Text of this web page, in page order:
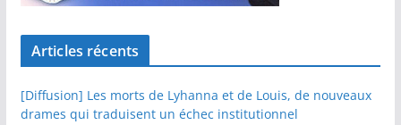
Articles récents
[Diffusion] Les morts de Lyhanna et de Louis, de nouveaux
drames qui traduisent un échec institutionnel